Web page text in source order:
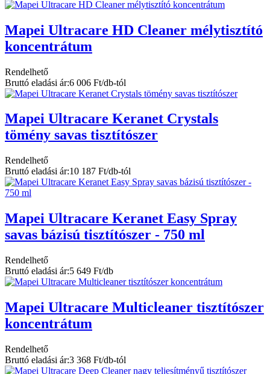
Mapei Ultracare HD Cleaner mélytisztító
koncentrátum
Rendelhető
Bruttó eladási ár:6 006 Ft/db-tól
Mapei Ultracare Keranet Crystals
tömény savas tisztítószer
Rendelhető
Bruttó eladási ár:10 187 Ft/db-tól
Mapei Ultracare Keranet Easy Spray
savas bázisú tisztítószer - 750 ml
Rendelhető
Bruttó eladási ár:5 649 Ft/db
Mapei Ultracare Multicleaner tisztítószer
koncentrátum
Rendelhető
Bruttó eladási ár:3 368 Ft/db-tól